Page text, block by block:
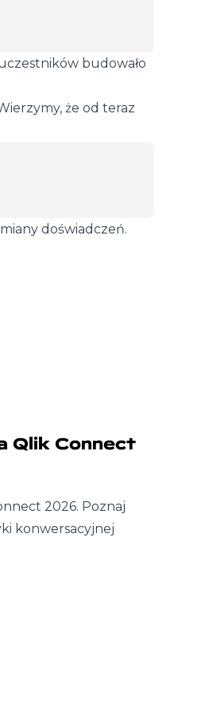
budowało
że od teraz
doświadczeń.
Qlik Connect
2026. Poznaj
konwersacyjnej